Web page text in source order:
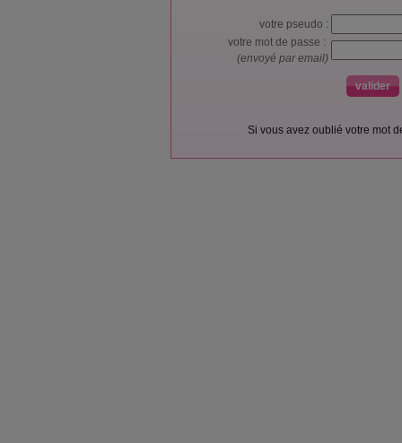
votre pseudo :
votre mot de passe :
(envoyé par email)
Si vous avez oublié votre mot